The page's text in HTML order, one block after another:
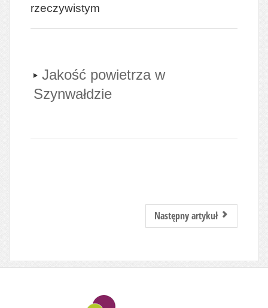
rzeczywistym
Jakość powietrza w
Szynwałdzie
Następny artykuł